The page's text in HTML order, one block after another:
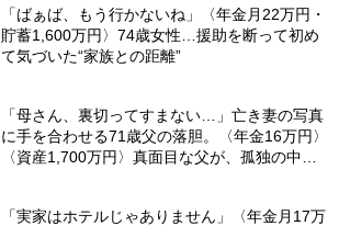
「ばぁば、もう行かないね」〈年金月22万円・
貯蓄1,600万円〉74歳女性…援助を断って初め
て気づいた“家族との距離”
「母さん、裏切ってすまない…」亡き妻の写真
に手を合わせる71歳父の落胆。〈年金16万円〉
〈資産1,700万円〉真面目な父が、孤独の中で
「実家はホテルじゃありません」〈年金月17万